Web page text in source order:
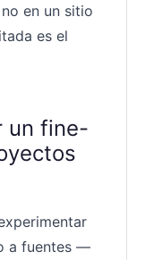
en un sitio
es el
un fine-
a fuentes —